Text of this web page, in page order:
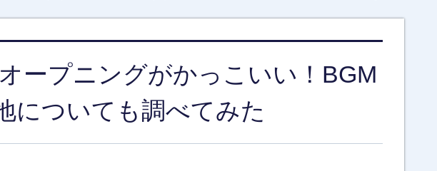
ープニングがかっこいい！BGM
についても調べてみた